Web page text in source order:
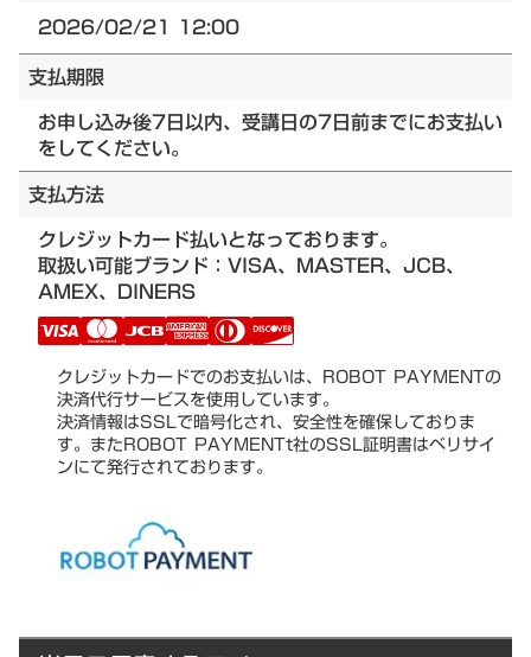
2026/02/21 12:00
支払期限
お申し込み後7日以内、受講日の7日前までにお支払い
をしてください。
支払方法
クレジットカード払いとなっております。
取扱い可能ブランド：VISA、MASTER、JCB、
AMEX、DINERS
クレジットカードでのお支払いは、ROBOT PAYMENTの
決済代行サービスを使用しています。
決済情報はSSLで暗号化され、安全性を確保しておりま
す。またROBOT PAYMENTt社のSSL証明書はベリサイ
ンにて発行されております。